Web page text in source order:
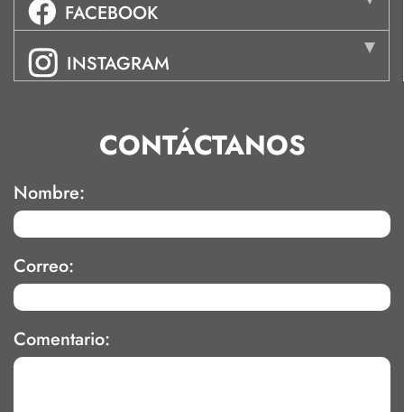
FACEBOOK
INSTAGRAM
CONTÁCTANOS
Nombre:
Correo:
Comentario: